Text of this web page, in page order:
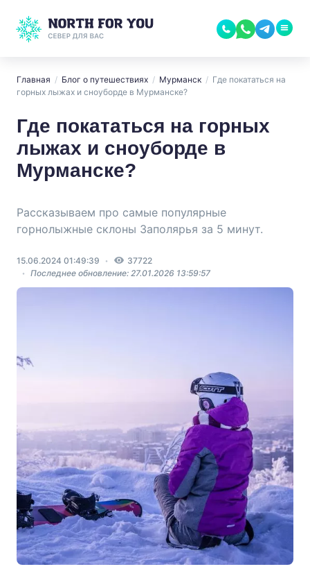
Главная / Блог о путешествиях / Мурманск / Где покататься на
горных лыжах и сноуборде в Мурманске?
Где покататься на горных
лыжах и сноуборде в
Мурманске?
Рассказываем про самые популярные
горнолыжные склоны Заполярья за 5 минут.
15.06.2024 01:49:39
37722
Последнее обновление: 27.01.2026 13:59:57